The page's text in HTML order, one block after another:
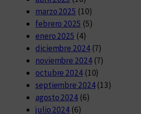
marzo 2025 (10)
febrero 2025 (5)
enero 2025 (4)
diciembre 2024(7)
noviembre 2024(7)
octubre 2024(10)
septiembre 2024(13)
agosto 2024(6)
julio 2024 (6)